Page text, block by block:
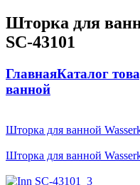
Шторка для
SC-43101
ГлавнаяКаталог
ванной
Шторка для ванной
Шторка для ванной